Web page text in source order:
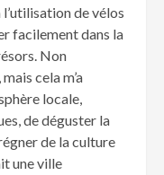
de vélos
facilement dans la
Non
cela m’a
locale,
de déguster la
de la culture
une ville